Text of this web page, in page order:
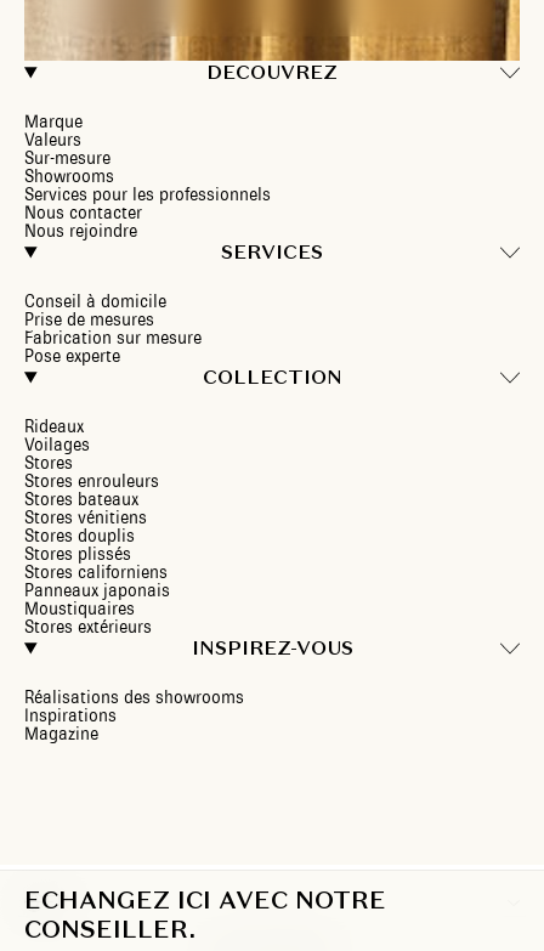
ECHANGEZ ICI AVEC NOTRE
CONSEILLER.
DECOUVREZ
Marque
Valeurs
Sur-mesure
Showrooms
Services pour les professionnels
Nous contacter
Nous rejoindre
SERVICES
Conseil à domicile
Prise de mesures
Fabrication sur mesure
Pose experte
COLLECTION
Rideaux
Voilages
Stores
Stores enrouleurs
Stores bateaux
Stores vénitiens
Stores douplis
Stores plissés
Stores californiens
Panneaux japonais
Moustiquaires
Stores extérieurs
INSPIREZ-VOUS
Réalisations des showrooms
Inspirations
Magazine
FR